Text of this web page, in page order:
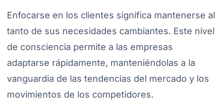
Enfocarse en los clientes significa mantenerse al
tanto de sus necesidades cambiantes. Este nivel
de consciencia permite a las empresas
adaptarse rápidamente, manteniéndolas a la
vanguardia de las tendencias del mercado y los
movimientos de los competidores.